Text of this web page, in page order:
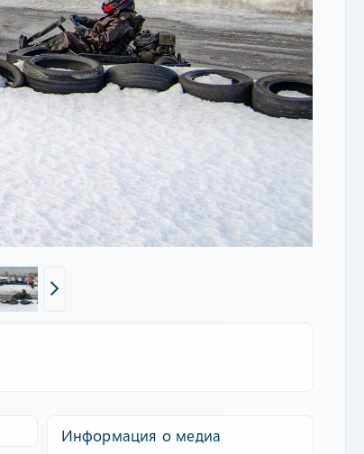
Информация о медиа